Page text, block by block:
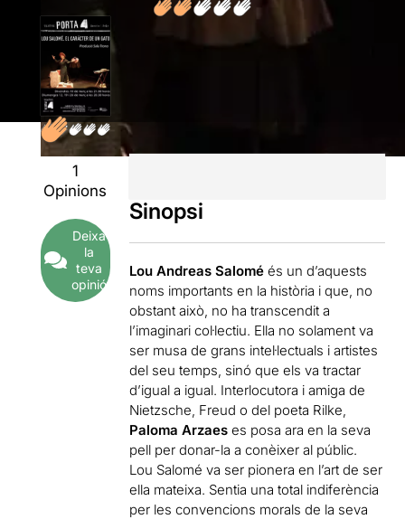
1
Opinions
Deixa
la
teva
opinió
Sinopsi
Lou Andreas Salomé és un d’aquests
noms importants en la història i que, no
obstant això, no ha transcendit a
l’imaginari col·lectiu. Ella no solament va
ser musa de grans intel·lectuals i artistes
del seu temps, sinó que els va tractar
d’igual a igual. Interlocutora i amiga de
Nietzsche, Freud o del poeta Rilke,
Paloma Arzaes es posa ara en la seva
pell per donar-la a conèixer al públic.
Lou Salomé va ser pionera en l’art de ser
ella mateixa. Sentia una total indiferència
per les convencions morals de la seva